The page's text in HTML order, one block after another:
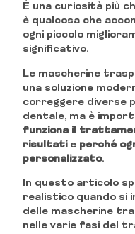
È una curiosità più
è qualcosa che
ogni piccolo
significativo.
Le mascherine
una soluzione
correggere diverse
dentale, ma è
funziona il
risultatie perché
personalizzato.
In questo articolo
realistico quando si
delle mascherine
nelle varie fasi del